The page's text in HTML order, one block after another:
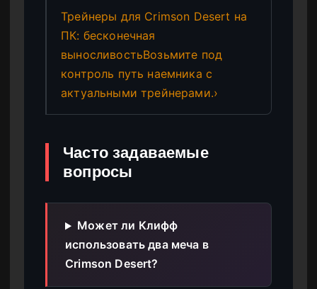
Трейнеры для Crimson Desert на
ПК: бесконечная
выносливостьВозьмите под
контроль путь наемника с
актуальными трейнерами.›
Часто задаваемые
вопросы
Может ли Клифф
использовать два меча в
Crimson Desert?